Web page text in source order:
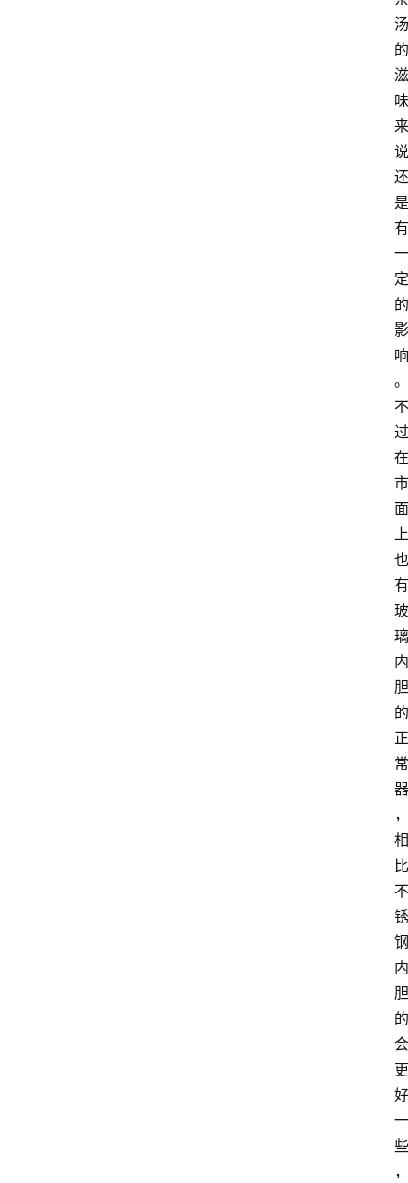
汤
的
滋
味
来
说
还
是
有
一
定
的
影
响
。
不
过
在
市
面
上
也
有
玻
璃
内
胆
的
正
常
器
，
相
比
不
锈
钢
内
胆
的
会
更
好
一
些
，